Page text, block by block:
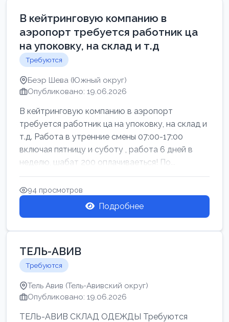
В кейтринговую компанию в
аэропорт требуется работник ца
на упоковку, на склад и т.д
Требуются
Беэр Шева (Южный округ)
Опубликовано: 19.06.2026
В кейтринговую компанию в аэропорт
требуется работник ца на упоковку, на склад и
т.д. Работа в утренние смены 07:00-17:00
включая пятницу и суботу , работа 6 дней в
неделю, шабат 200 оплачиваеться! По...
94 просмотров
Подробнее
ТЕЛЬ-АВИВ
Требуются
Тель Авив (Тель-Авивский округ)
Опубликовано: 19.06.2026
ТЕЛЬ-АВИВ СКЛАД ОДЕЖДЫ Требуются